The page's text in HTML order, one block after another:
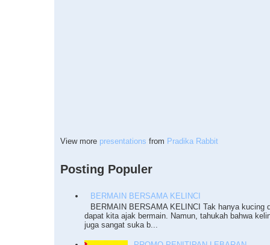
View more presentations from Pradika Rabbit
Posting Populer
BERMAIN BERSAMA KELINCI
BERMAIN BERSAMA KELINCI Tak hanya kucing
dapat kita ajak bermain. Namun, tahukah bahwa
juga sangat suka b...